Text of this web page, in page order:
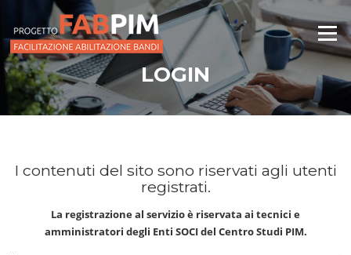
contenuto
Menu
LOGIN
I contenuti del sito sono riservati agli utenti
registrati.
La registrazione al servizio è riservata ai tecnici e
amministratori degli Enti SOCI del Centro Studi PIM.